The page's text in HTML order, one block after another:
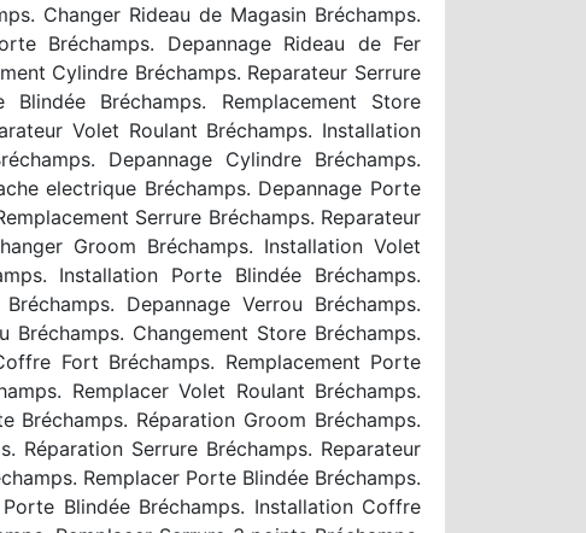
Changer Rideau de Magasin Bréchamps.
Bréchamps. Depannage Rideau de Fer
Cylindre Bréchamps. Reparateur Serrure
Bréchamps. Remplacement Store
Volet Roulant Bréchamps. Installation
Depannage Cylindre Bréchamps.
electrique Bréchamps. Depannage Porte
Serrure Bréchamps. Reparateur
Groom Bréchamps. Installation Volet
Installation Porte Blindée Bréchamps.
Depannage Verrou Bréchamps.
Bréchamps. Changement Store Bréchamps.
Fort Bréchamps. Remplacement Porte
Remplacer Volet Roulant Bréchamps.
Bréchamps. Réparation Groom Bréchamps.
Réparation Serrure Bréchamps. Reparateur
Remplacer Porte Blindée Bréchamps.
Blindée Bréchamps. Installation Coffre